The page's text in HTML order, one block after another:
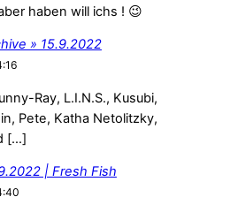
haben will ichs ! 😉
» 15.9.2022
Ray, L.I.N.S., Kusubi,
Pete, Katha Netolitzky,
[…]
| Fresh Fish